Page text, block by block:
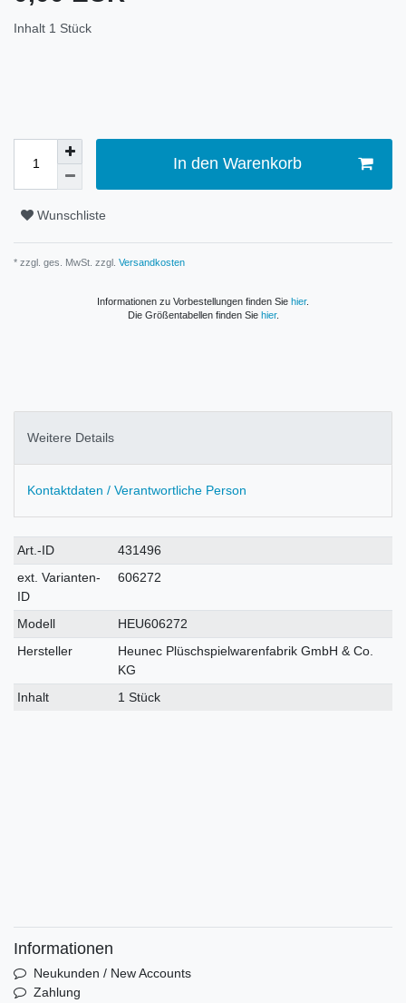
Inhalt 1 Stück
In den Warenkorb
Wunschliste
* zzgl. ges. MwSt. zzgl. Versandkosten
Informationen zu Vorbestellungen finden Sie hier.
Die Größentabellen finden Sie hier.
Weitere Details
Kontaktdaten / Verantwortliche Person
Technisches
Merkmal
Wert
Art.-ID
431496
ext. Varianten-
ID
606272
Modell
HEU606272
Hersteller
Heunec Plüschspielwarenfabrik GmbH & Co.
KG
Inhalt
1 Stück
Informationen
Neukunden / New Accounts
Zahlung